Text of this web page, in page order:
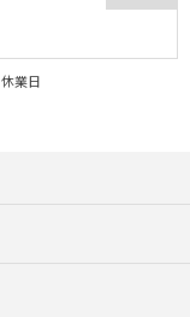
休業日